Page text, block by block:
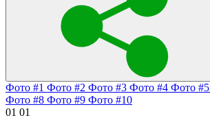
Фото #1 Фото #2 Фото #3 Фото #4 Фото #5
Фото #8 Фото #9 Фото #10
01 01